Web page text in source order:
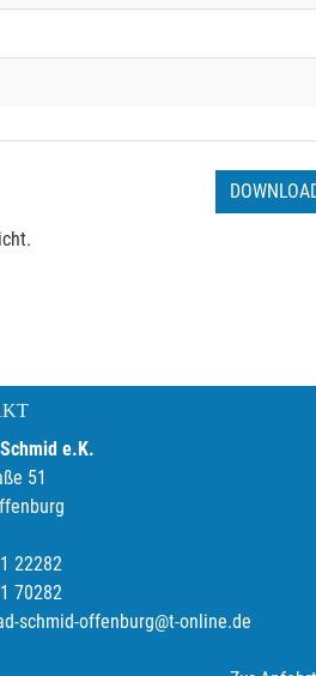
e.K.
51
22282
70282
schmid-offenburg@t-online.de